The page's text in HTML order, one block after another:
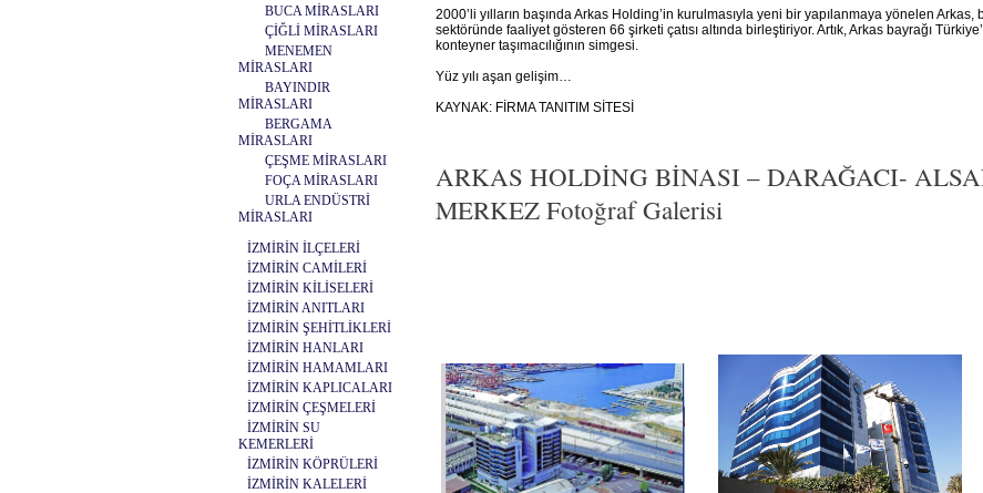
BUCA MİRASLARI
ÇİĞLİ MİRASLARI
MENEMEN
MİRASLARI
BAYINDIR
MİRASLARI
BERGAMA
MİRASLARI
ÇEŞME MİRASLARI
FOÇA MİRASLARI
URLA ENDÜSTRİ
MİRASLARI
İZMİRİN İLÇELERİ
İZMİRİN CAMİLERİ
İZMİRİN KİLİSELERİ
İZMİRİN ANITLARI
İZMİRİN ŞEHİTLİKLERİ
İZMİRİN HANLARI
İZMİRİN HAMAMLARI
İZMİRİN KAPLICALARI
İZMİRİN ÇEŞMELERİ
İZMİRİN SU
KEMERLERİ
İZMİRİN KÖPRÜLERİ
İZMİRİN KALELERİ
2000’li yılların başında Arkas Holding’in kurulmasıyla yeni bir yapılanmaya yönelen Arkas,
sektöründe faaliyet gösteren 66 şirketi çatısı altında birleştiriyor. Artık, Arkas bayrağı
konteyner taşımacılığının simgesi.
Yüz yılı aşan gelişim…
KAYNAK: FİRMA TANITIM SİTESİ
ARKAS HOLDİNG BİNASI – DARAĞACI-
MERKEZ Fotoğraf Galerisi